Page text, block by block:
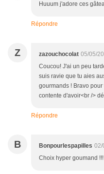
Huuum j'adore ces
Répondre
Z zazouchocolat 05/05/
Coucou! J'ai un peu
suis ravie que tu aies
gourmands ! Bravo
contente d'avoir<br />
Répondre
B Bonpourlespapilles 02/
Choix hyper goumand